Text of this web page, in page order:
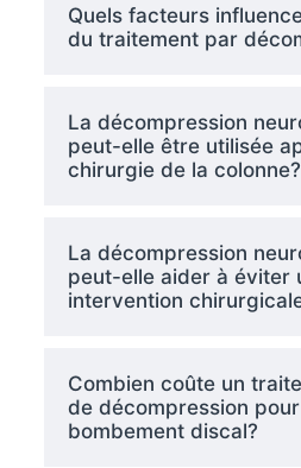
Quels facteurs
du traitement par
La décompression
peut-elle être utilisée
chirurgie de la colonne?
La décompression
peut-elle aider à éviter
intervention
Combien coûte un
de décompression
bombement discal?